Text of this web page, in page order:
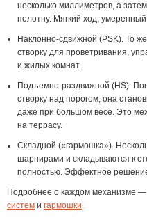
несколько миллиметров, а
полотну. Мягкий ход,
Наклонно-сдвижной (PSK). То
створку для проветривания,
и жилых комнат.
Подъемно-раздвижной (HS).
створку над порогом, она
даже при большом весе. Это
на террасу.
Складной («гармошка»).
шарнирами и складываются к
полностью. Эффектное
Подробнее о каждом механизме —
систем и гармошки.